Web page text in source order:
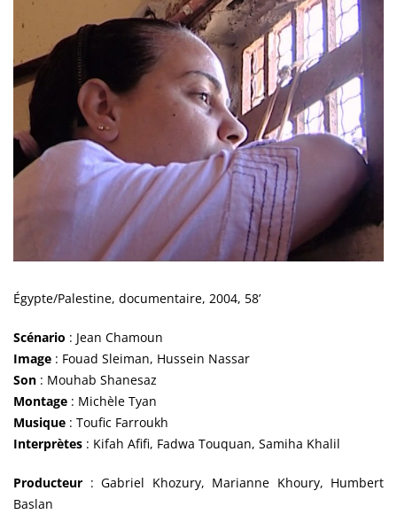
Égypte/Palestine, documentaire, 2004, 58’
Scénario : Jean Chamoun
Image : Fouad Sleiman, Hussein Nassar
Son : Mouhab Shanesaz
Montage : Michèle Tyan
Musique : Toufic Farroukh
Interprètes : Kifah Afifi, Fadwa Touquan, Samiha Khalil
Producteur : Gabriel Khozury, Marianne Khoury, Humbert
Baslan